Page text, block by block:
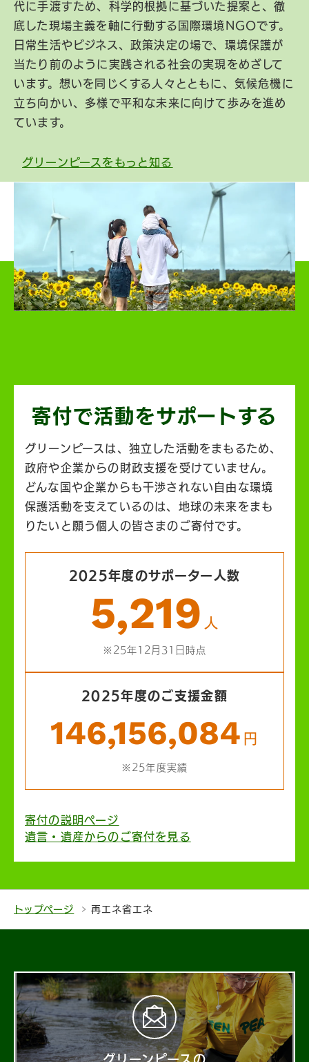
代に手渡すため、科学的根拠に基づいた提案と、徹
底した現場主義を軸に行動する国際環境NGOです。
日常生活やビジネス、政策決定の場で、環境保護が
当たり前のように実践される社会の実現をめざして
います。想いを同じくする人々とともに、気候危機に
立ち向かい、多様で平和な未来に向けて歩みを進め
ています。
グリーンピースをもっと知る
寄付で活動をサポートする
グリーンピースは、独立した活動をまもるため、
政府や企業からの財政支援を受けていません。
どんな国や企業からも干渉されない自由な環境
保護活動を支えているのは、地球の未来をまも
りたいと願う個人の皆さまのご寄付です。
2025年度のサポーター人数
5,219 人
※25年12月31日時点
2025年度のご支援金額
146,156,084 円
※25年度実績
寄付の説明ページ
遺言・遺産からのご寄付を見る
トップページ 再エネ省エネ
グリーンピースの